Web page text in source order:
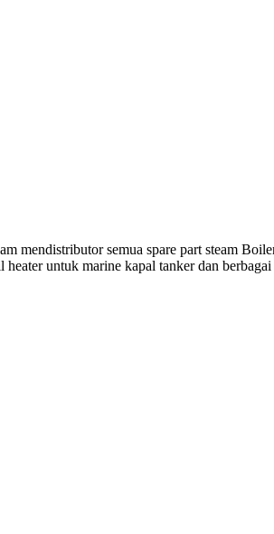
mendistributor semua spare part steam
untuk marine kapal tanker dan